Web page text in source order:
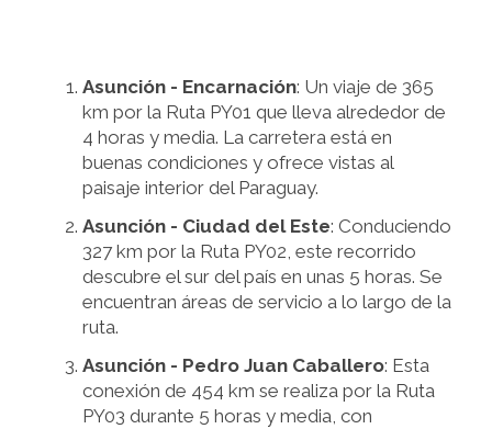
Asunción - Encarnación: Un viaje de 365
km por la Ruta PY01 que lleva alrededor de
4 horas y media. La carretera está en
buenas condiciones y ofrece vistas al
paisaje interior del Paraguay.
Asunción - Ciudad del Este: Conduciendo
327 km por la Ruta PY02, este recorrido
descubre el sur del país en unas 5 horas. Se
encuentran áreas de servicio a lo largo de la
ruta.
Asunción - Pedro Juan Caballero: Esta
conexión de 454 km se realiza por la Ruta
PY03 durante 5 horas y media, con